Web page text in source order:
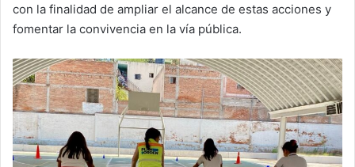
con la finalidad de ampliar el alcance de estas acciones y
fomentar la convivencia en la vía pública.